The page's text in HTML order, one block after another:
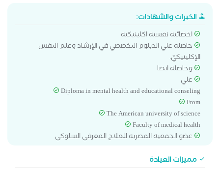
الخبرات والشهادات:
اخصائيه نفسيه اكلينيكيه
حاصله علي الدبلوم التخصصي في الإرشاد وعلم النفس
الإكلينيكيّ.
وحاصله ايضا
علي
Diploma in mental health and educational conseling
From
The American university of science
Faculty of medical health
عضو الجمعيه المصريه للعلاج المعرفي السلوكي
مميزات العيادة